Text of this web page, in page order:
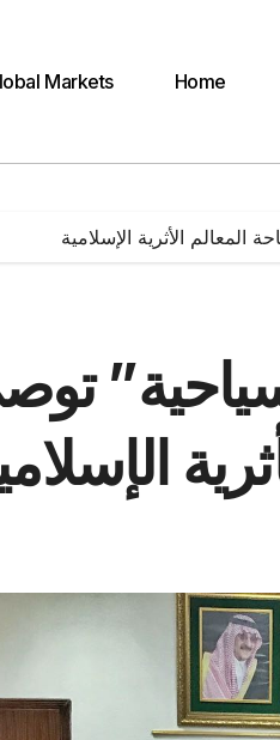
Home
Markets
المعالم الأثرية الإسلامية